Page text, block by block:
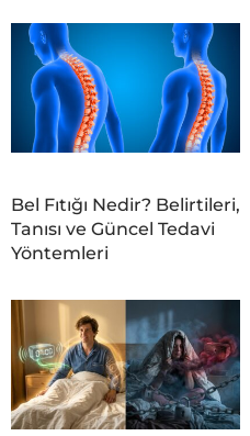
Bel Fıtığı Nedir? Belirtileri,
Tanısı ve Güncel Tedavi
Yöntemleri